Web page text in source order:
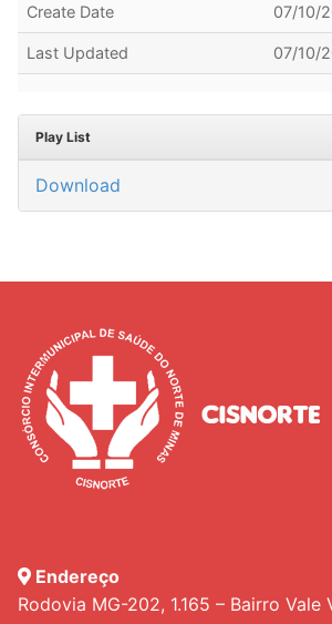
Create Date 07/10/
Last Updated 07/10/
Play List
Download
Endereço
Rodovia MG-202, 1.165 – Bairro Vale